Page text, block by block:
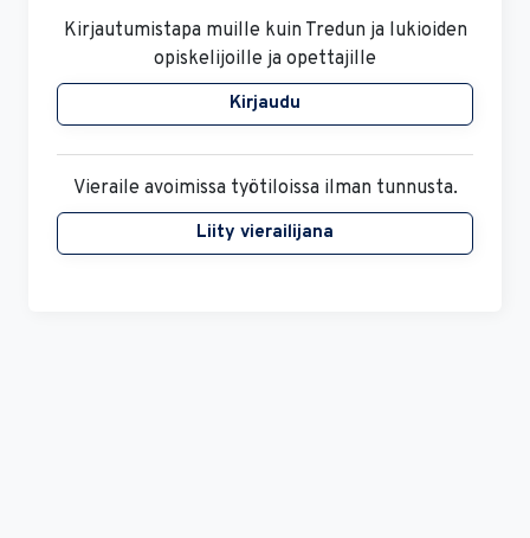
Kirjaudu
Vieraile avoimissa työtiloissa ilman tunnusta.
Liity vierailijana